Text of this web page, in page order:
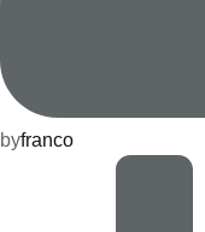
byfranco